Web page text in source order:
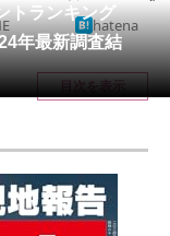
トランキング
年最新調査結
hatena
目次を表示